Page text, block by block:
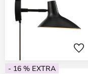
- 16 % EXTRA